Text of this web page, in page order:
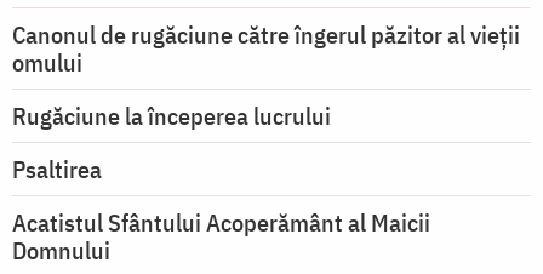
Canonul de rugăciune către îngerul păzitor al vieții
omului
Rugăciune la începerea lucrului
Psaltirea
Acatistul Sfântului Acoperământ al Maicii
Domnului